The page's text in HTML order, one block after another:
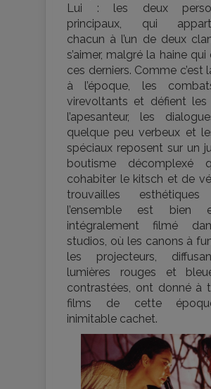
Lui : les deux
principaux, qui
chacun à l’un de deux
s’aimer, malgré la haine
ces derniers. Comme c’est
à l’époque, les
virevoltants et défient
l’apesanteur, les
quelque peu verbeux et
spéciaux reposent sur un
boutisme décomplexé
cohabiter le kitsch et de
trouvailles
l’ensemble est bien
intégralement filmé
studios, où les canons à
les projecteurs,
lumières rouges et
contrastées, ont donné à
films de cette
inimitable cachet.